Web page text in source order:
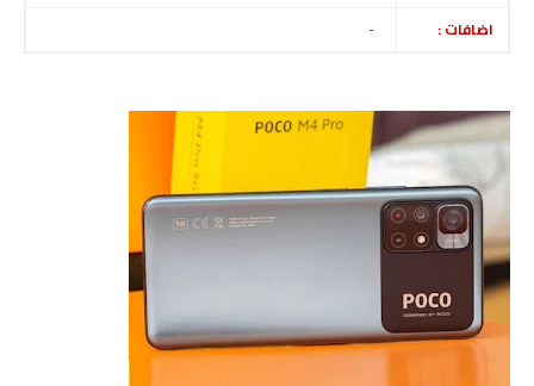
اضافات : -